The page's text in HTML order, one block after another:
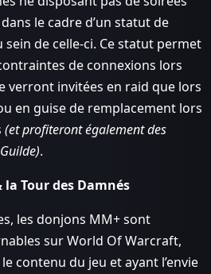
le cadre d’un statut de
sein de celle-ci. Ce statut permet
de connexions lors
verront invitées en raid que lors
en guise de remplacement lors
(et profiteront également des
.
la Tour des Damnés
les donjons MM+ sont
sur World Of Warcraft,
contenu du jeu et ayant l’envie